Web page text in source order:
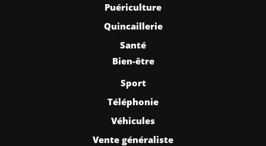
Puériculture
Quincaillerie
Santé
Bien-être
Sport
Téléphonie
Véhicules
Vente généraliste